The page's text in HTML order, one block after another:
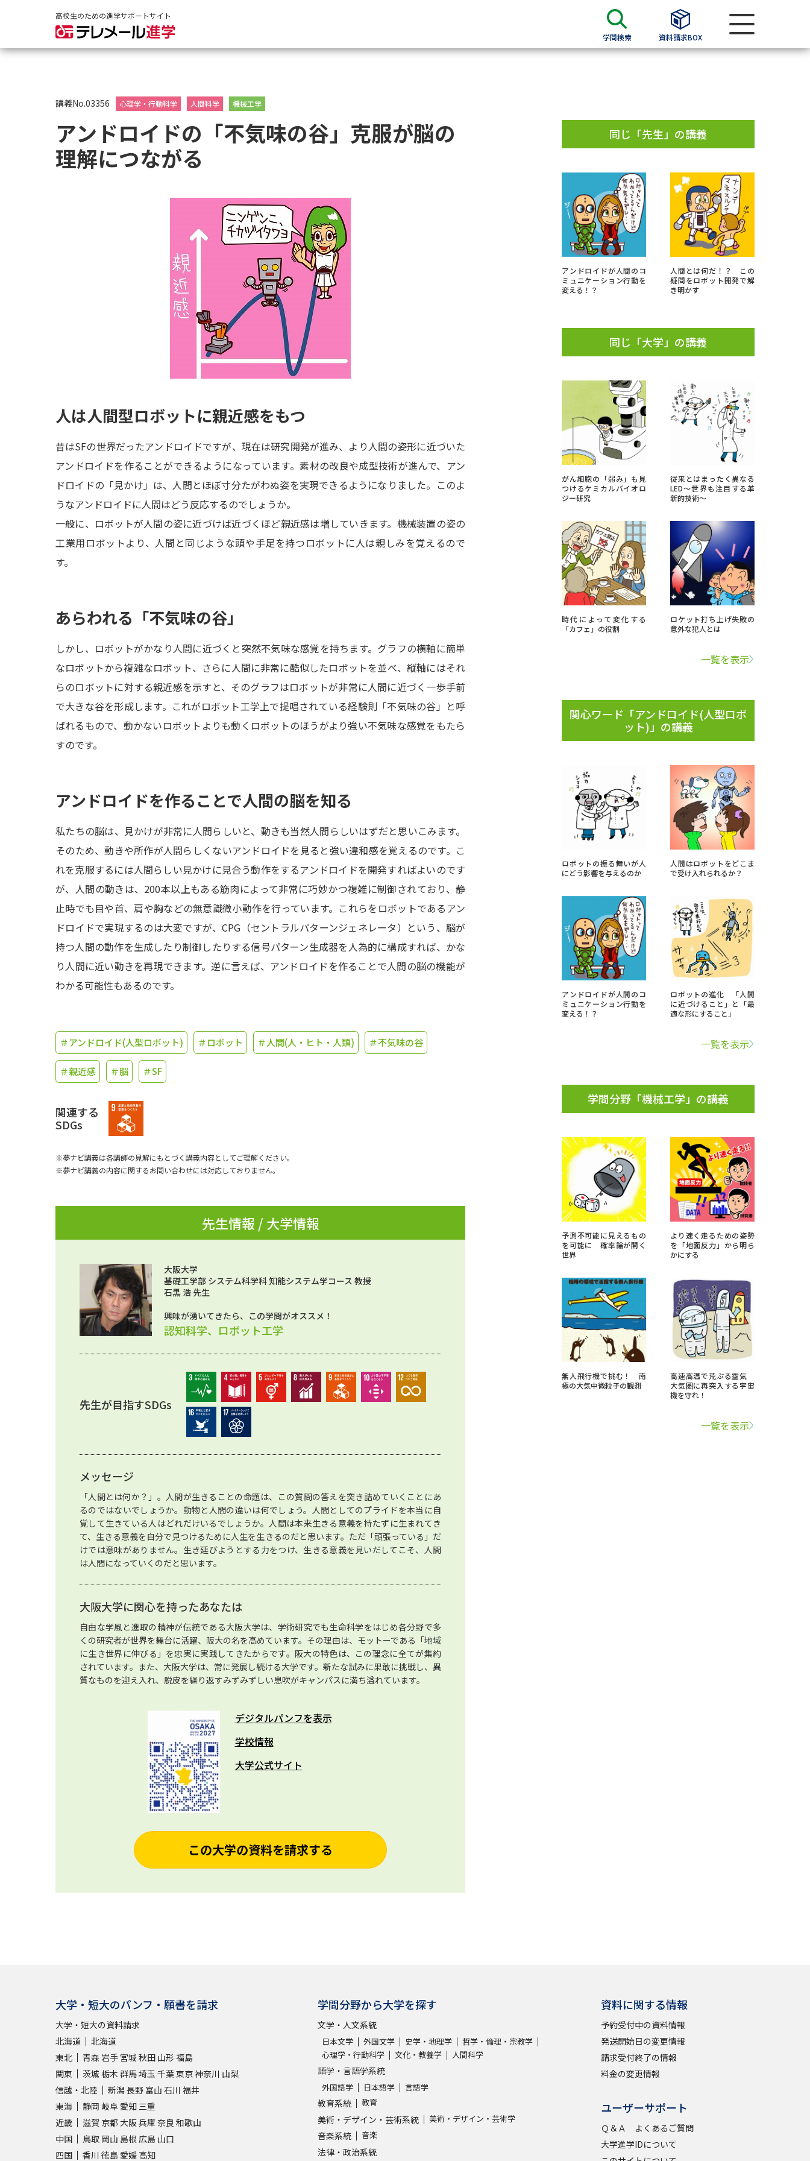
高校生のための進学サポートサイト
学問検索 資料請求BOX
大学・短大の資料種類から請求
大学パンフ
学部・学科パンフ
過去問題集
留学・進学関連、塾・予備校
大学入学共通テスト「受験上の配慮案内」の請求
高等学校卒業程度認定試験
大学検索
大学で学べる内容や特徴を調べる
新増設大学・学部・学科特集
国際・グローバルに強い大学特集
データサイエンス特集
奨学金・特待生制度特集
デジタルパンフレット
新学年スタート号特集ページ（高2生用）
SELFBRAND特集ページ
実施プログラムから探す
受験準備 資料検索
新生活お役立ちガイド
学問発見 学問検索
大学で学びたい学問発見
学問のミニ講義「夢ナビ講義」 学問の教科書 夢ナビライブ
ユーザーサポート
このサイトについて
資料の料金のお支払いについて
個人情報取扱規定
訂正のご案内
講義No.03356 心理学・行動科学 人間科学 機械工学
アンドロイドの「不気味の谷」克服が脳の
理解につながる
人は人間型ロボットに親近感をもつ
昔はSFの世界だったアンドロイドですが、現在は研究開発が進み、より人間の姿形に近づいた
アンドロイドを作ることができるようになっています。素材の改良や成型技術が進んで、アン
ドロイドの「見かけ」は、人間とほぼ寸分たがわぬ姿を実現できるようになりました。このよ
うなアンドロイドに人間はどう反応するのでしょうか。
一般に、ロボットが人間の姿に近づけば近づくほど親近感は増していきます。機械装置の姿の
工業用ロボットより、人間と同じような頭や手足を持つロボットに人は親しみを覚えるので
す。
あらわれる「不気味の谷」
しかし、ロボットがかなり人間に近づくと突然不気味な感覚を持ちます。グラフの横軸に簡単
なロボットから複雑なロボット、さらに人間に非常に酷似したロボットを並べ、縦軸にはそれ
らのロボットに対する親近感を示すと、そのグラフはロボットが非常に人間に近づく一歩手前
で大きな谷を形成します。これがロボット工学上で提唱されている経験則「不気味の谷」と呼
ばれるもので、動かないロボットよりも動くロボットのほうがより強い不気味な感覚をもたら
すのです。
アンドロイドを作ることで人間の脳を知る
私たちの脳は、見かけが非常に人間らしいと、動きも当然人間らしいはずだと思いこみます。
そのため、動きや所作が人間らしくないアンドロイドを見ると強い違和感を覚えるのです。こ
れを克服するには人間らしい見かけに見合う動作をするアンドロイドを開発すればよいのです
が、人間の動きは、200本以上もある筋肉によって非常に巧妙かつ複雑に制御されており、静
止時でも目や首、肩や胸などの無意識微小動作を行っています。これらをロボットであるアン
ドロイドで実現するのは大変ですが、CPG（セントラルパターンジェネレータ）という、脳が
持つ人間の動作を生成したり制御したりする信号パターン生成器を人為的に構成すれば、かな
り人間に近い動きを再現できます。逆に言えば、アンドロイドを作ることで人間の脳の機能が
わかる可能性もあるのです。
＃アンドロイド(人型ロボット) ＃ロボット ＃人間(人・ヒト・人類) ＃不気味の谷
＃親近感 ＃脳 ＃SF
関連する
SDGs
※夢ナビ講義は各講師の見解にもとづく講義内容としてご理解ください。
※夢ナビ講義の内容に関するお問い合わせには対応しておりません。
先生情報 / 大学情報
大阪大学
基礎工学部 システム科学科 知能システム学コース 教授
石黒 浩 先生
興味が湧いてきたら、この学問がオススメ！
認知科学、ロボット工学
先生が目指すSDGs
メッセージ
「人間とは何か？」。人間が生きることの命題は、この質問の答えを突き詰めていくことにあ
るのではないでしょうか。動物と人間の違いは何でしょう。人間としてのプライドを本当に自
覚して生きている人はどれだけいるでしょうか。人間は本来生きる意義を持たずに生まれてき
て、生きる意義を自分で見つけるために人生を生きるのだと思います。ただ「頑張っている」だ
けでは意味がありません。生き延びようとする力をつけ、生きる意義を見いだしてこそ、人間
は人間になっていくのだと思います。
大阪大学に関心を持ったあなたは
自由な学風と進取の精神が伝統である大阪大学は、学術研究でも生命科学をはじめ各分野で多
くの研究者が世界を舞台に活躍、阪大の名を高めています。その理由は、モットーである「地域
に生き世界に伸びる」を忠実に実践してきたからです。阪大の特色は、この理念に全てが集約
されています。また、大阪大学は、常に発展し続ける大学です。新たな試みに果敢に挑戦し、異
質なものを迎え入れ、脱皮を繰り返すみずみずしい息吹がキャンパスに満ち溢れています。
デジタルパンフを表示
学校情報
大学公式サイト
この大学の資料を請求する
同じ「先生」の講義
アンドロイドが人間のコ
ミュニケーション行動を
変える！？
人間とは何だ！？ この
疑問をロボット開発で解
き明かす
同じ「大学」の講義
がん細胞の「弱み」も見
つけるケミカルバイオロ
ジー研究
従来とはまったく異なる
LED～世界も注目する革
新的技術～
時代によって変化する
「カフェ」の役割
ロケット打ち上げ失敗の
意外な犯人とは
一覧を表示
関心ワード「アンドロイド(人型ロボ
ット)」の講義
ロボットの振る舞いが人
にどう影響を与えるのか
人間はロボットをどこま
で受け入れられるか？
アンドロイドが人間のコ
ミュニケーション行動を
変える！？
ロボットの進化 「人間
に近づけること」と「最
適な形にすること」
一覧を表示
学問分野「機械工学」の講義
予測不可能に見えるもの
を可能に 確率論が開く
世界
より速く走るための姿勢
を「地面反力」から明ら
かにする
無人飛行機で挑む！ 南
極の大気中微粒子の観測
高速高温で荒ぶる空気
大気圏に再突入する宇宙
機を守れ！
一覧を表示
大学・短大のパンフ・願書を請求
大学・短大の資料請求
北海道
北海道
東北
青森 岩手 宮城 秋田 山形 福島
関東
茨城 栃木 群馬埼玉 千葉東京神奈川 山梨
信越・北陸
新潟長野 富山 石川 福井
東海
静岡 岐阜 愛知 三重
近畿
滋賀 京都 大阪兵庫奈良 和歌山
中国
鳥取 岡山 島根 広島 山口
四国
香川 徳島 愛媛 高知
学問分野から大学を探す
文学・人文系統
日本文学 外国文学 史学・地理学
哲学・倫理・宗教学
心理学・行動科学
文化・教養学 人間科学
語学・言語学系統
外国語学 日本語学 言語学
教育系統 教育
美術・デザイン・芸術系統 美術・デザイン・芸術学
音楽系統 音楽
法律・政治系統
資料に関する情報
予約受付中の資料情報
発送開始日の変更情報
請求受付終了の情報
料金の変更情報
ユーザーサポート
Ｑ＆Ａ よくあるご質問
大学進学IDについて